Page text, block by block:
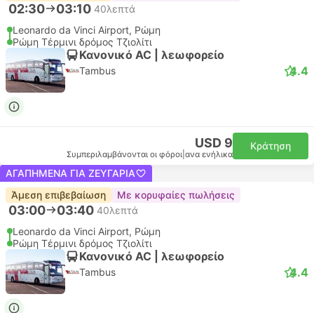
02:30 03:10 40λεπτά
Leonardo da Vinci Airport, Ρώμη
Ρώμη Τέρμινι δρόμος Τζιολίτι
Κανονικό AC | λεωφορείο
Tambus 4.4
USD 9
Συμπεριλαμβάνονται οι φόροι ανα ενήλικα
Κράτηση
ΑΓΑΠΗΜΈΝΑ ΓΙΑ ΖΕΥΓΆΡΙΑ
Άμεση επιβεβαίωση
Με κορυφαίες πωλήσεις
03:00 03:40 40λεπτά
Leonardo da Vinci Airport, Ρώμη
Ρώμη Τέρμινι δρόμος Τζιολίτι
Κανονικό AC | λεωφορείο
Tambus 4.4